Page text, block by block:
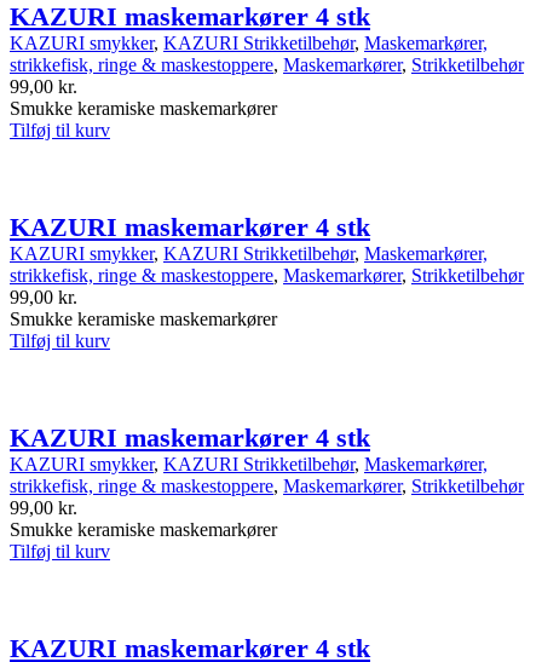
KAZURI maskemarkører 4 stk
KAZURI smykker, KAZURI Strikketilbehør, Maskemarkører,
strikkefisk, ringe & maskestoppere, Maskemarkører, Strikketilbehør
99,00 kr.
Smukke keramiske maskemarkører
Tilføj til kurv
KAZURI maskemarkører 4 stk
KAZURI smykker, KAZURI Strikketilbehør, Maskemarkører,
strikkefisk, ringe & maskestoppere, Maskemarkører, Strikketilbehør
99,00 kr.
Smukke keramiske maskemarkører
Tilføj til kurv
KAZURI maskemarkører 4 stk
KAZURI smykker, KAZURI Strikketilbehør, Maskemarkører,
strikkefisk, ringe & maskestoppere, Maskemarkører, Strikketilbehør
99,00 kr.
Smukke keramiske maskemarkører
Tilføj til kurv
KAZURI maskemarkører 4 stk